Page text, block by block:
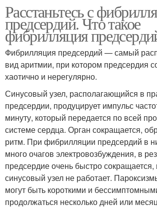
Расстаньтесь с
предсердий. Что такое
фибрилляция
Фибрилляция предсердий — самый
вид аритмии, при котором предсердия
хаотично и нерегулярно.
Синусовый узел, располагающийся в
предсердии, продуцирует импульс
минуту, который передается по всей
системе сердца. Орган сокращается,
ритм. При фибрилляции предсердий в
много очагов электровозбуждения, в
предсердие очень быстро сокращается,
синусовый узел не работает.
могут быть короткими и
продолжаться несколько дней или